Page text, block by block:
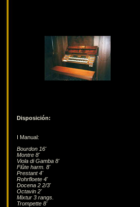
Disposición:
I Manual:
Bourdon 16'
Montre 8'
Viola di Gamba 8'
Flûte harm. 8'
Prestant 4'
Rohrfloete 4'
Docena 2 2/3'
Octavin 2'
Mixtur 3 rangs.
Trompette 8'